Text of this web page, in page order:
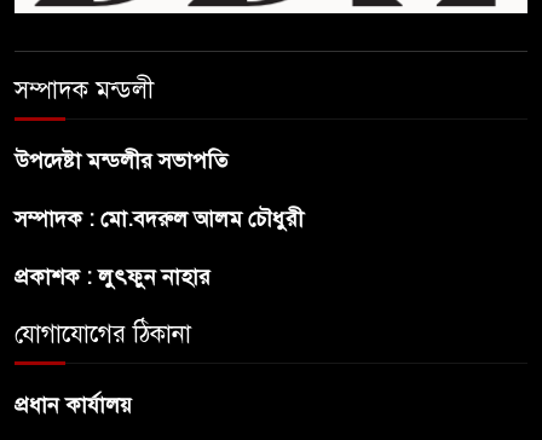
শেখ হাসিনা প্রসঙ্গে ভারতের ভূমিকা
নিয়ে বাংলাদেশের ক্ষুব্ধ প্রতিক্রিয়া
সম্পাদক মন্ডলী
উপদেষ্টা মন্ডলীর সভাপতি
সম্পাদক : মো.বদরুল আলম চৌধুরী
প্রকাশক : লুৎফুন নাহার
যোগাযোগের ঠিকানা
প্রধান কার্যালয়